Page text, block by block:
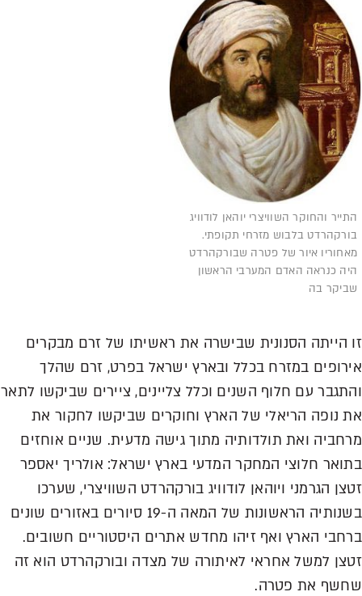
התייר והחוקר השוויצרי יוהאן לודוויג
בורקהרדט בלבוש מזרחי תקופתי.
מאחוריו איור של פטרה שבורקהרדט
היה כנראה האדם המערבי הראשון
שביקר בה
זו הייתה הסנונית שבישרה את ראשיתו של זרם מבקרים
אירופים במזרח בכלל ובארץ ישראל בפרט, זרם שהלך
והתגבר עם חלוף השנים וכלל צליינים, ציירים שביקשו לתאר
את נופה הריאלי של הארץ וחוקרים שביקשו לחקור את
מרחביה ואת תולדותיה מתוך גישה מדעית. שניים אוחזים
בתואר חלוצי המחקר המדעי בארץ ישראל: אולריך יאספר
זטצן הגרמני ויוהאן לודוויג בורקהרדט השוויצרי, שערכו
בשנותיה הראשונות של המאה ה-19 סיורים באזורים שונים
ברחבי הארץ ואף זיהו מחדש אתרים היסטוריים חשובים.
זטצן למשל אחראי לאיתורה של מצדה ובורקהרדט הוא זה
שחשף את פטרה.